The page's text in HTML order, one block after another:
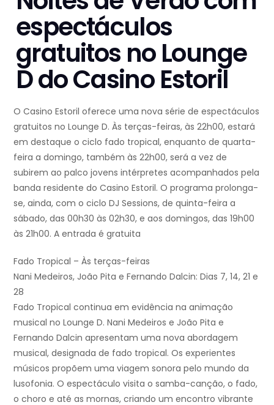
espectáculos
gratuitos no Lounge
D do Casino Estoril
O Casino Estoril oferece uma nova série de espectáculos
gratuitos no Lounge D. Às terças-feiras, às 22h00, estará
em destaque o ciclo fado tropical, enquanto de quarta-
feira a domingo, também às 22h00, será a vez de
subirem ao palco jovens intérpretes acompanhados pela
banda residente do Casino Estoril. O programa prolonga-
se, ainda, com o ciclo DJ Sessions, de quinta-feira a
sábado, das 00h30 às 02h30, e aos domingos, das 19h00
às 21h00. A entrada é gratuita
Fado Tropical – Às terças-feiras
Nani Medeiros, João Pita e Fernando Dalcin: Dias 7, 14, 21 e
28
Fado Tropical continua em evidência na animação
musical no Lounge D. Nani Medeiros e João Pita e
Fernando Dalcin apresentam uma nova abordagem
musical, designada de fado tropical. Os experientes
músicos propõem uma viagem sonora pelo mundo da
lusofonia. O espectáculo visita o samba-canção, o fado,
o choro e até as mornas, criando um encontro vibrante